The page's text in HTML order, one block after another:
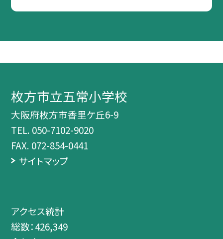
枚方市立五常小学校
大阪府枚方市香里ケ丘6-9
TEL. 050-7102-9020
FAX. 072-854-0441
サイトマップ
アクセス統計
総数：426,349